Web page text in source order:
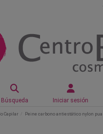
Búsqueda Iniciar sesión
Capilar
Peine carbono antiestático nylon